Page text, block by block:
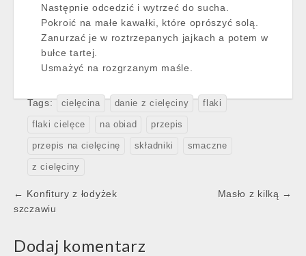
Następnie odcedzić i wytrzeć do sucha.
Pokroić na małe kawałki, które oprószyć solą.
Zanurzać je w roztrzepanych jajkach a potem w
bułce tartej.
Usmażyć na rozgrzanym maśle.
Tags: cielęcina danie z cielęciny flaki
flaki cielęce na obiad przepis
przepis na cielęcinę składniki smaczne
z cielęciny
Post
navigation
← Konfitury z łodyżek
szczawiu
Masło z kilką →
Dodaj komentarz